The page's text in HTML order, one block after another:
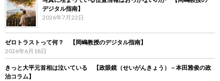
デジタル指南】
2026年7月22日
ゼロトラストって何？ 【岡嶋教授のデジタル指南】
2026年6月18日
きっと大平元首相は泣いている 【政眼鏡（せいがんきょう）－本田雅俊の政
治コラム】